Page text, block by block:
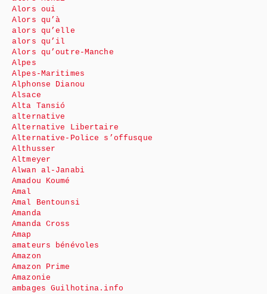
Alors oui
Alors qu’à
alors qu’elle
alors qu’il
Alors qu’outre-Manche
Alpes
Alpes-Maritimes
Alphonse Dianou
Alsace
Alta Tansió
alternative
Alternative Libertaire
Alternative-Police s’offusque
Althusser
Altmeyer
Alwan al-Janabi
Amadou Koumé
Amal
Amal Bentounsi
Amanda
Amanda Cross
Amap
amateurs bénévoles
Amazon
Amazon Prime
Amazonie
ambages Guilhotina.info